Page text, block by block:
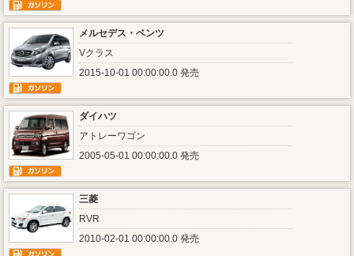
メルセデス・ベンツ
Vクラス
2015-10-01 00:00:00.0 発売
ダイハツ
アトレーワゴン
2005-05-01 00:00:00.0 発売
三菱
RVR
2010-02-01 00:00:00.0 発売